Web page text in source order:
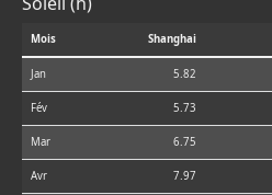
Mois Shanghai
Jan 5.82
Fév 5.73
Mar 6.75
Avr 7.97